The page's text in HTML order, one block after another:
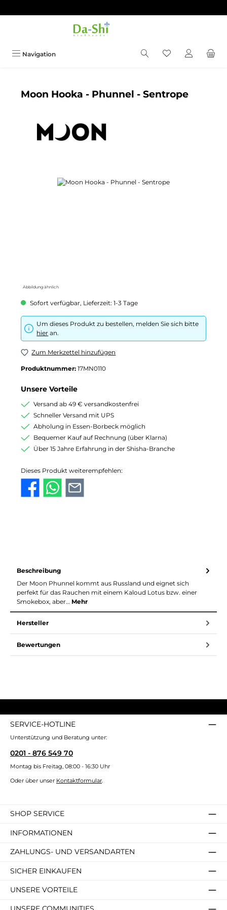
Navigation Du hast 0
Moon Hooka - Phunnel - Sentrope
Bildergalerie überspringen
Abbildung ähnlich
Sofort verfügbar, Lieferzeit: 1-3 Tage
Um dieses Produkt zu bestellen, melden Sie sich bitte
hier an.
Zum Merkzettel hinzufügen
Produktnummer: 17MN0110
Unsere Vorteile
Versand ab 49 € versandkostenfrei
Schneller Versand mit UPS
Abholung in Essen-Borbeck möglich
Bequemer Kauf auf Rechnung (über Klarna)
Über 15 Jahre Erfahrung in der Shisha-Branche
Dieses Produkt weiterempfehlen:
Beschreibung
Der Moon Phunnel kommt aus Russland und eignet sich
perfekt für das Rauchen mit einem Kaloud Lotus bzw. einer
Smokebox, aber… Mehr
Hersteller
Bewertungen
SERVICE-HOTLINE
Unterstützung und Beratung unter:
0201 - 876 549 70
Montag bis Freitag, 08:00 - 16:30 Uhr
Oder über unser Kontaktformular.
SHOP SERVICE
INFORMATIONEN
ZAHLUNGS- UND VERSANDARTEN
SICHER EINKAUFEN
UNSERE VORTEILE